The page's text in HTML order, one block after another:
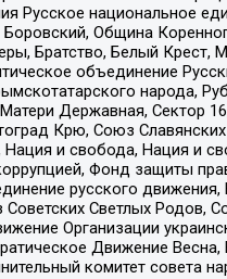
Русское национальное
Община
Братство, Белый Крест,
объединение
народа,
Державная, Сектор
Крю, Союз
Нация и свобода, Нация и
Фонд защиты
русского
Светлых Родов,
Организации
Движение Весна,
комитет совета